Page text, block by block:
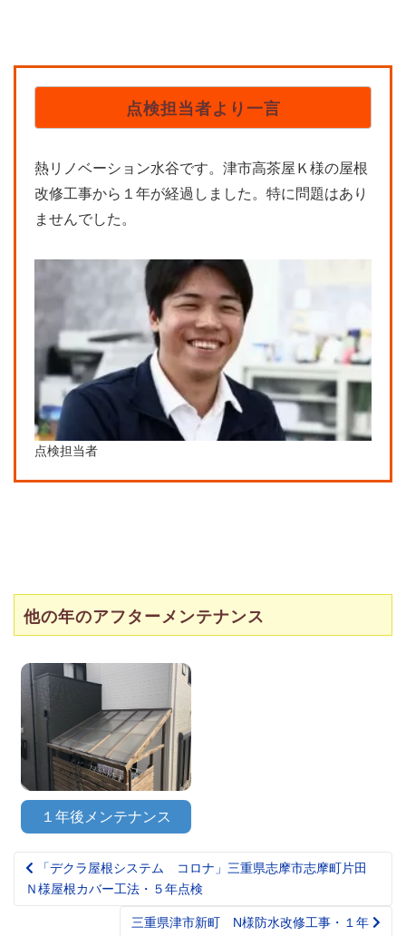
点検担当者より一言
熱リノベーション水谷です。津市高茶屋Ｋ様の屋根
改修工事から１年が経過しました。特に問題はあり
ませんでした。
点検担当者
他の年のアフターメンテナンス
１年後メンテナンス
Post
navigation
「デクラ屋根システム コロナ」三重県志摩市志摩町片田
Ｎ様屋根カバー工法・５年点検
三重県津市新町 N様防水改修工事・１年